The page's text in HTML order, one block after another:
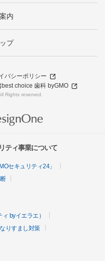
内
プ
バシーポリシー
best choice 歯科 byGMO
Rights reserved.
ティ事業について
セキュリティ24」
byイエラエ）
なりすまし対策